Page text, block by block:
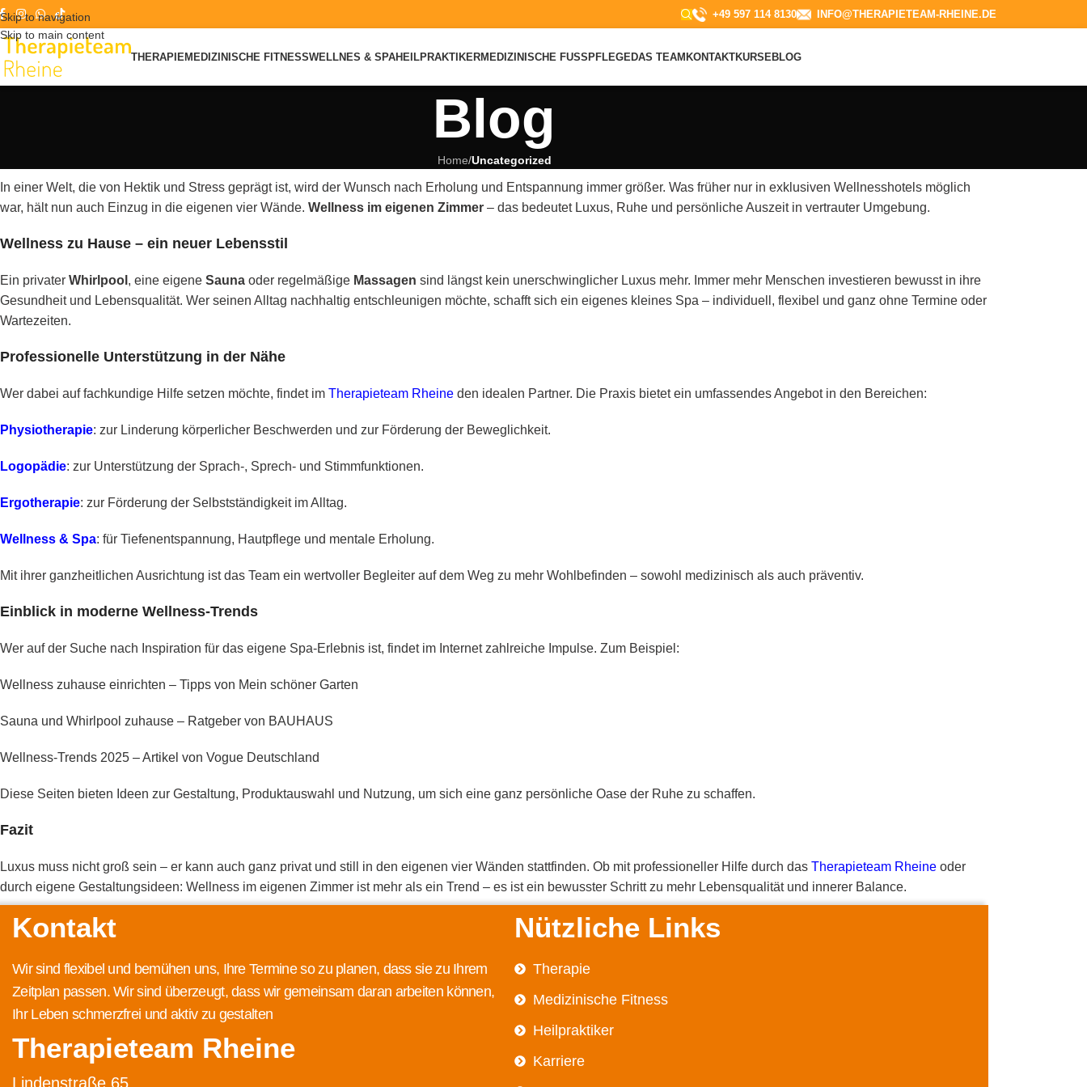
Skip to navigation
Skip to main content
+49 597 114 8130​ INFO@THERAPIETEAM-RHEINE.DE
THERAPIEMEDIZINISCHE FITNESSWELLNES & SPAHEILPRAKTIKERMEDIZINISCHE FUSSPFLEGE DAS TEAMKONTAKTKURSEBLOG
Blog
Home/Uncategorized
In einer Welt, die von Hektik und Stress geprägt ist, wird der Wunsch nach Erholung und Entspannung immer größer. Was früher nur in exklusiven Wellnesshotels möglich
war, hält nun auch Einzug in die eigenen vier Wände. Wellness im eigenen Zimmer – das bedeutet Luxus, Ruhe und persönliche Auszeit in vertrauter Umgebung.
Wellness zu Hause – ein neuer Lebensstil
Ein privater Whirlpool , eine eigene Sauna oder regelmäßige Massagen sind längst kein unerschwinglicher Luxus mehr. Immer mehr Menschen investieren bewusst in ihre
Gesundheit und Lebensqualität. Wer seinen Alltag nachhaltig entschleunigen möchte, schafft sich ein eigenes kleines Spa – individuell, flexibel und ganz ohne Termine oder
Wartezeiten.
Professionelle Unterstützung in der Nähe
Wer dabei auf fachkundige Hilfe setzen möchte, findet im Therapieteam Rheine den idealen Partner. Die Praxis bietet ein umfassendes Angebot in den Bereichen:
Physiotherapie: zur Linderung körperlicher Beschwerden und zur Förderung der Beweglichkeit.
Logopädie: zur Unterstützung der Sprach-, Sprech- und Stimmfunktionen.
Ergotherapie: zur Förderung der Selbstständigkeit im Alltag.
Wellness & Spa: für Tiefenentspannung, Hautpflege und mentale Erholung.
Mit ihrer ganzheitlichen Ausrichtung ist das Team ein wertvoller Begleiter auf dem Weg zu mehr Wohlbefinden – sowohl medizinisch als auch präventiv.
Einblick in moderne Wellness-Trends
Wer auf der Suche nach Inspiration für das eigene Spa-Erlebnis ist, findet im Internet zahlreiche Impulse. Zum Beispiel:
Wellness zuhause einrichten – Tipps von Mein schöner Garten
Sauna und Whirlpool zuhause – Ratgeber von BAUHAUS
Wellness-Trends 2025 – Artikel von Vogue Deutschland
Diese Seiten bieten Ideen zur Gestaltung, Produktauswahl und Nutzung, um sich eine ganz persönliche Oase der Ruhe zu schaffen.
Fazit
Luxus muss nicht groß sein – er kann auch ganz privat und still in den eigenen vier Wänden stattfinden. Ob mit professioneller Hilfe durch das Therapieteam Rheine oder
durch eigene Gestaltungsideen: Wellness im eigenen Zimmer ist mehr als ein Trend – es ist ein bewusster Schritt zu mehr Lebensqualität und innerer Balance.
Kontakt
Wir sind flexibel und bemühen uns, Ihre Termine so zu planen, dass sie zu Ihrem
Zeitplan passen. Wir sind überzeugt, dass wir gemeinsam daran arbeiten können,
Ihr Leben schmerzfrei und aktiv zu gestalten
Therapieteam Rheine
Lindenstraße 65
Nützliche Links
Therapie
Medizinische Fitness
Heilpraktiker
Karriere